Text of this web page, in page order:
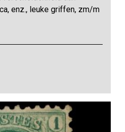
enz., leuke griffen, zm/m